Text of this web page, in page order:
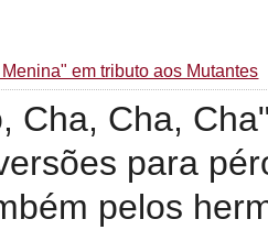
em tributo aos Mutantes
Cha, Cha,
para
pelos